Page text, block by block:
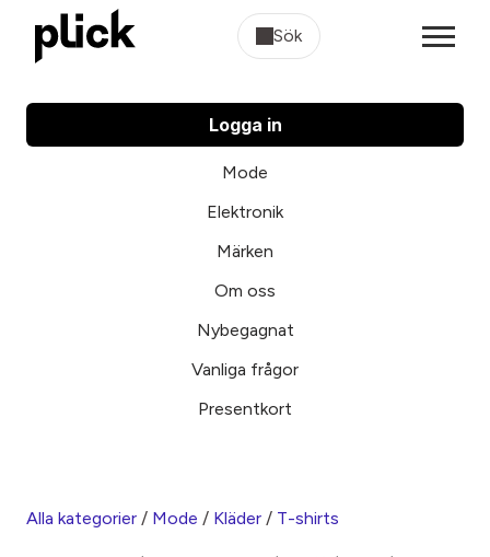
Sök
Logga in
Mode
Elektronik
Märken
Om oss
Nybegagnat
Vanliga frågor
Presentkort
Alla kategorier / Mode / Kläder / T-shirts